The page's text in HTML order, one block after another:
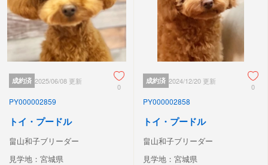
成約済 2025/06/08 更新
0
PY000002859
トイ・プードル
畠山和子ブリーダー
見学地：宮城県
成約済 2024/12/20 更新
0
PY000002858
トイ・プードル
畠山和子ブリーダー
見学地：宮城県